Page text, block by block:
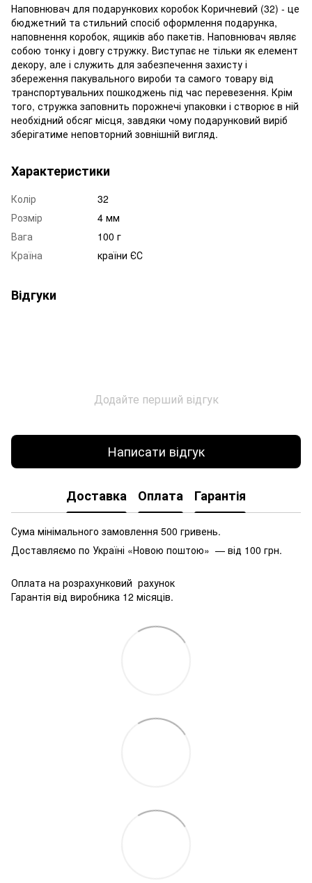
Наповнювач для подарункових коробок Коричневий (32) - це
бюджетний та стильний спосіб оформлення подарунка,
наповнення коробок, ящиків або пакетів. Наповнювач являє
собою тонку і довгу стружку. Виступає не тільки як елемент
декору, але і служить для забезпечення захисту і
збереження пакувального вироби та самого товару від
транспортувальних пошкоджень під час перевезення. Крім
того, стружка заповнить порожнечі упаковки і створює в ній
необхідний обсяг місця, завдяки чому подарунковий виріб
зберігатиме неповторний зовнішній вигляд.
Характеристики
Колір
32
Розмір
4 мм
Вага
100 г
Країна
країни ЄС
Відгуки
Додайте перший відгук
Написати відгук
Доставка Оплата Гарантія
Сума мінімального замовлення 500 гривень.
Доставляємо по Україні «Новою поштою» — від 100 грн.
Оплата на розрахунковий рахунок
Гарантія від виробника 12 місяців.